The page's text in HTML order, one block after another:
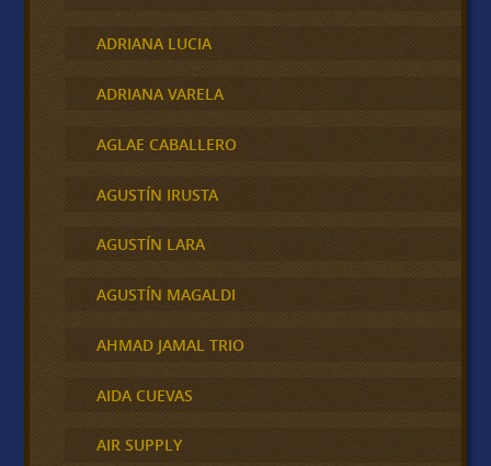
ADRIANA LUCIA
ADRIANA VARELA
AGLAE CABALLERO
AGUSTÍN IRUSTA
AGUSTÍN LARA
AGUSTÍN MAGALDI
AHMAD JAMAL TRIO
AIDA CUEVAS
AIR SUPPLY